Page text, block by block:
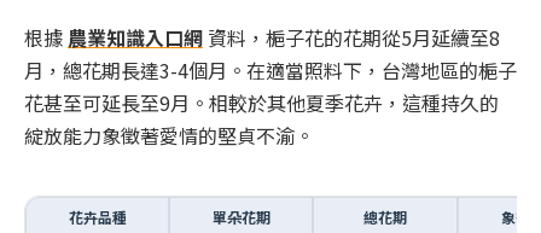
根據 農業知識入口網 資料，梔子花的花期從5月延續至8
月，總花期長達3-4個月。在適當照料下，台灣地區的梔子
花甚至可延長至9月。相較於其他夏季花卉，這種持久的
綻放能力象徵著愛情的堅貞不渝。
花卉品種 單朵花期 總花期
象徵